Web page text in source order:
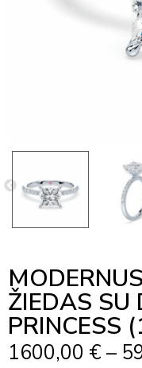
ŽIEDAS SU
PRINCESS
1600,00 € –